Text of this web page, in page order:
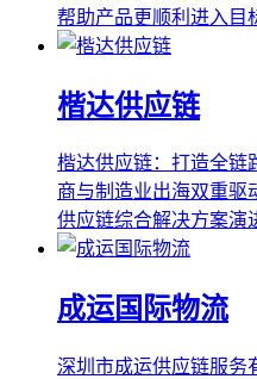
帮助产品更顺利进入目
楷达供应链
楷达供应链：打造全链
商与制造业出海双重驱
供应链综合解决方案演
成运国际物流
深圳市成运供应链服务